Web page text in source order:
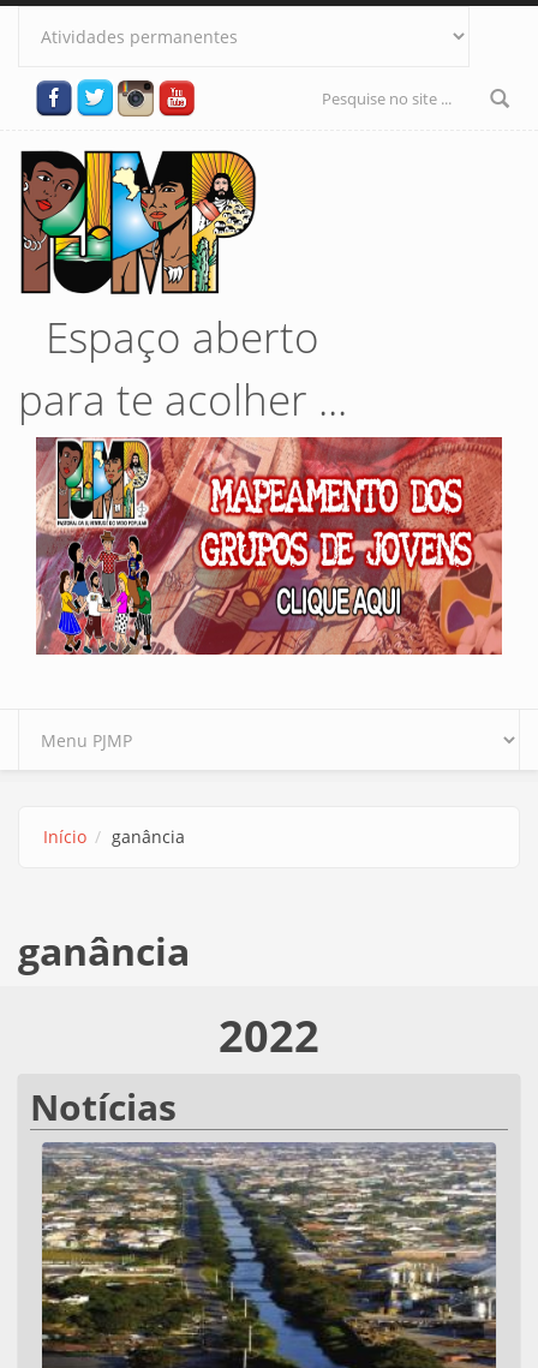
Pular para o conteúdo principal
Formulário
Espaço aberto
para te acolher ...
Início ganância
ganância
2022
Notícias